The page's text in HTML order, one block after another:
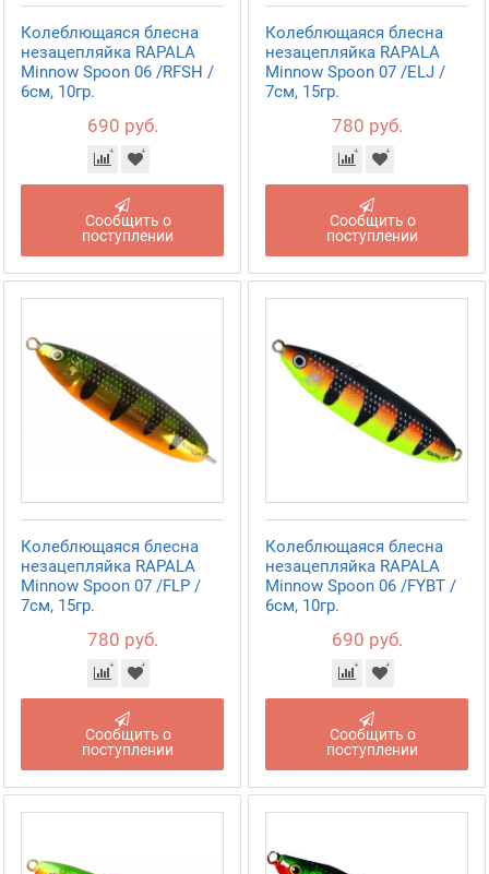
Колеблющаяся блесна
незацепляйка RAPALA
Minnow Spoon 06 /RFSH /
6см, 10гр.
690 руб.
Сообщить о
поступлении
Колеблющаяся блесна
незацепляйка RAPALA
Minnow Spoon 07 /ELJ /
7см, 15гр.
780 руб.
Сообщить о
поступлении
Колеблющаяся блесна
незацепляйка RAPALA
Minnow Spoon 07 /FLP /
7см, 15гр.
780 руб.
Сообщить о
поступлении
Колеблющаяся блесна
незацепляйка RAPALA
Minnow Spoon 06 /FYBT /
6см, 10гр.
690 руб.
Сообщить о
поступлении